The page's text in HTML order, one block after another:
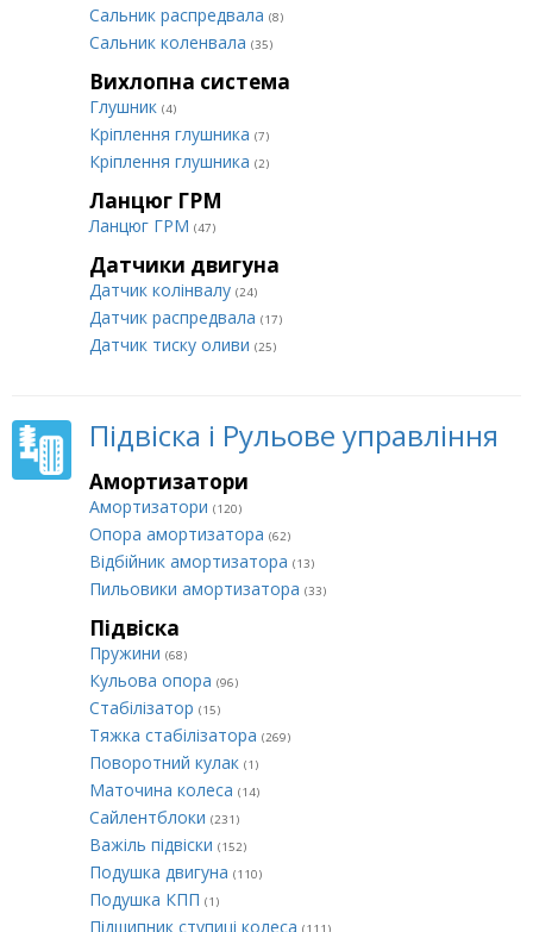
Сальник распредвала (8)
Сальник коленвала (35)
Вихлопна система
Глушник (4)
Кріплення глушника (7)
Кріплення глушника (2)
Ланцюг ГРМ
Ланцюг ГРМ (47)
Датчики двигуна
Датчик колінвалу (24)
Датчик распредвала (17)
Датчик тиску оливи (25)
Підвіска і Рульове управління
Амортизатори
Амортизатори (120)
Опора амортизатора (62)
Відбійник амортизатора (13)
Пильовики амортизатора (33)
Підвіска
Пружини (68)
Кульова опора (96)
Стабілізатор (15)
Тяжка стабілізатора (269)
Поворотний кулак (1)
Маточина колеса (14)
Сайлентблоки (231)
Важіль підвіски (152)
Подушка двигуна (110)
Подушка КПП (1)
Підшипник ступиці колеса